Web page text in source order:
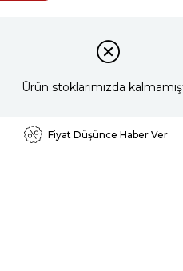
Ürün stoklarımızda
Fiyat Düşünce Haber Ver